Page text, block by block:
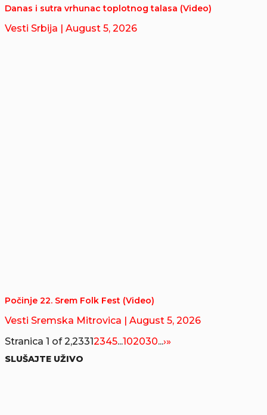
Danas i sutra vrhunac toplotnog talasa (Video)
Vesti Srbija | August 5, 2026
Počinje 22. Srem Folk Fest (Video)
Vesti Sremska Mitrovica
| August 5, 2026
Stranica 1 of 2,23312345...102030...›»
SLUŠAJTE UŽIVO